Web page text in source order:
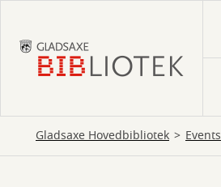
hovedindhold
Gladsaxe Hovedbibliotek Events